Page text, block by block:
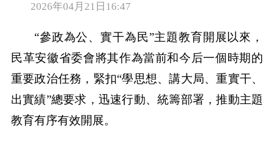
2026年04月21日16:47
“參政為公、實干為民”主題教育開展以來，
民革安徽省委會將其作為當前和今后一個時期的
重要政治任務，緊扣“學思想、講大局、重實干、
出實績”總要求，迅速行動、統籌部署，推動主題
教育有序有效開展。